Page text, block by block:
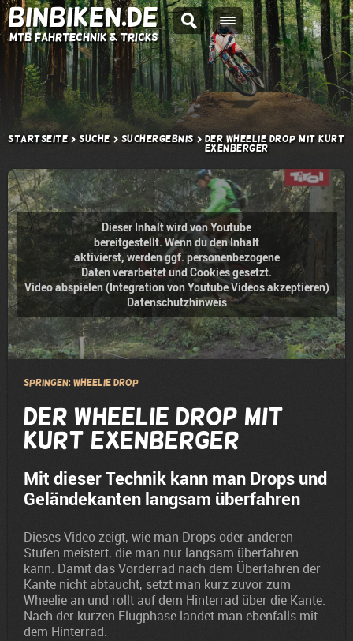
BINBIKEN.DE
MTB Fahrtechnik & Tricks
Startseite Suche Suchergebnis
Der Wheelie Drop mit Kurt
Exenberger
Dieser Inhalt wird von Youtube
bereitgestellt. Wenn du den Inhalt
aktivierst, werden ggf. personenbezogene
Daten verarbeitet und Cookies gesetzt.
Video abspielen (Integration von Youtube Videos akzeptieren)
Datenschutzhinweis
Springen: Wheelie Drop
Der Wheelie Drop mit
Kurt Exenberger
Mit dieser Technik kann man Drops und
Geländekanten langsam überfahren
Dieses Video zeigt, wie man Drops oder anderen
Stufen meistert, die man nur langsam überfahren
kann. Damit das Vorderrad nach dem Überfahren der
Kante nicht abtaucht, setzt man kurz zuvor zum
Wheelie an und rollt auf dem Hinterrad über die Kante.
Nach der kurzen Flugphase landet man ebenfalls mit
dem Hinterrad.